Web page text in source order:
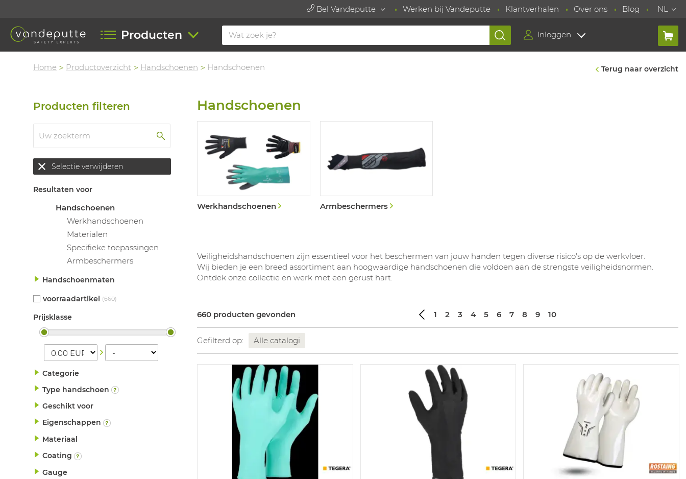
Bel Vandeputte Werken bij Vandeputte Klantverhalen Over ons Blog NL
Producten Inloggen
Home Productoverzicht Handschoenen Handschoenen Terug naar overzicht
Producten filteren
Selectie verwijderen
Resultaten voor
Handschoenen
Werkhandschoenen
Materialen
Specifieke toepassingen
Armbeschermers
Handschoenmaten
voorraadartikel (660)
Prijsklasse
Categorie
Type handschoen
Geschikt voor
Eigenschappen
Materiaal
Coating
Gauge
Handschoenen
Werkhandschoenen Armbeschermers
Veiligheidshandschoenen zijn essentieel voor het beschermen van jouw handen tegen diverse risico's op de werkvloer.
Wij bieden je een breed assortiment aan hoogwaardige handschoenen die voldoen aan de strengste veiligheidsnormen.
Ontdek onze collectie en werk met een gerust hart.
660 producten gevonden 1 2 3 4 5 6 7 8 9 10
Gefilterd op: Alle catalogi